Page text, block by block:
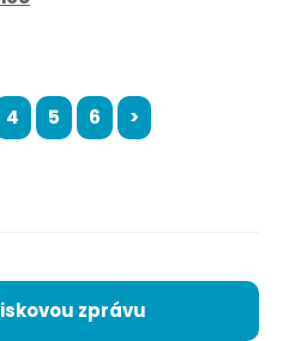
4 5 6 >
zprávu